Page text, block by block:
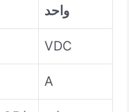
واحد
VDC
A